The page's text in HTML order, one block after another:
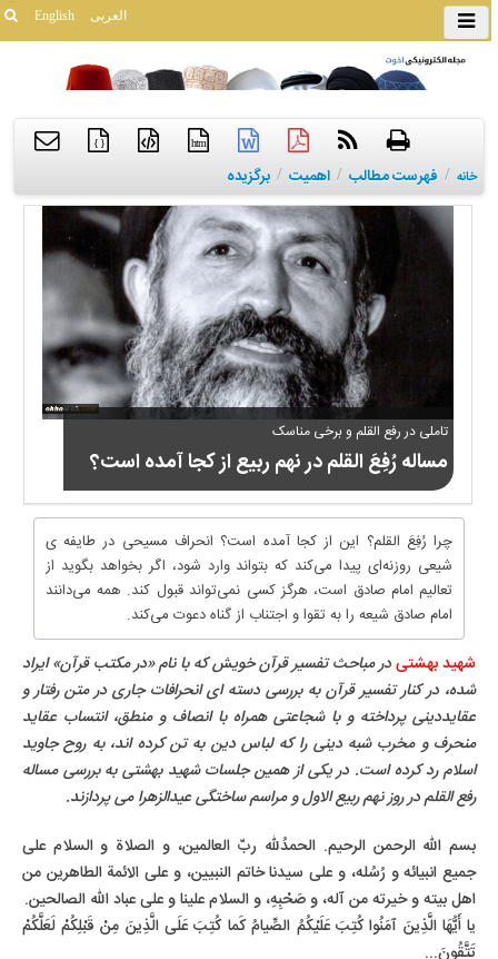
English العربی
htm
{ }
خانه / فهرست مطالب / اهمیت / برگزیده
تاملی در رفع القلم و برخی مناسک
مساله رُفِعَ القلم در نهم ربیع از کجا آمده است؟
چرا رُفِعَ القلم؟ این از کجا آمده است؟ انحراف مسیحی در طایفه ی
شیعی روزنه‌ای پیدا می‌کند که بتواند وارد شود، اگر بخواهد بگوید از
تعالیم امام صادق است، هرگز کسی نمی‌تواند قبول کند. همه می‌دانند
امام صادق شیعه را به تقوا و اجتناب از گناه دعوت می‌کند.
شهید بهشتیدر مباحث تفسیر قرآن خویش که با نام «در مکتب قرآن» ایراد
شده، در کنار تفسیر قرآن به بررسی دسته ای انحرافات جاری در متن رفتار و
عقایددینی پرداخته و با شجاعتی همراه با انصاف و منطق، انتساب عقاید
منحرف و مخرب شبه دینی را که لباس دین به تن کرده اند، به روح جاوید
اسلام رد کرده است. در یکی از همین جلسات شهید بهشتی به بررسی مساله
رفع القلم در روز نهم ربیع الاول و مراسم ساختگی عیدالزهرا می پردازند.
بسم الله الرحمن الرحیم. الحمدُلله ربّ العالمین، و الصلاة و السلام علی
جمیع انبیائه و رُسُله، و علی سیدنا خاتم النبیین، و علی الائمة الطاهرین من
اهل بیته و خیرته من آله، و صَحْبِهِ، و السلام علینا و علی عباد الله الصالحین.
یا أَیُّهَا الَّذِینَ آمَنُوا کُتِبَ عَلَیْکُمُ الصِّیامُ کَما کُتِبَ عَلَى الَّذِینَ مِنْ قَبْلِکُمْ لَعَلَّکُمْ
تَتَّقُونَ...